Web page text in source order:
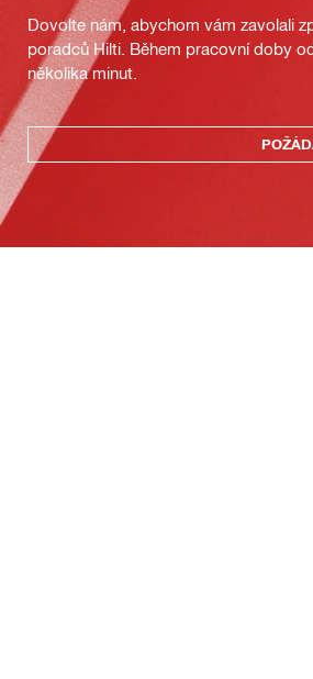
Dovolte nám, abychom vám zavolali
poradců Hilti. Během pracovní doby
několika minut.